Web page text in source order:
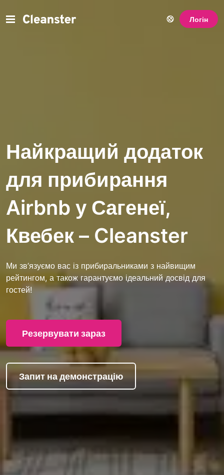
Логін
Найкращий додаток
для прибирання
Airbnb у Сагенеї,
Квебек – Cleanster
Ми зв’язуємо вас із прибиральниками з найвищим
рейтингом, а також гарантуємо ідеальний досвід для
гостей!
Резервувати зараз
Запит на демонстрацію